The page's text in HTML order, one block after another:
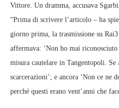
Vittore. Un dramma, accusava
“Prima di scrivere l’articolo – ha
giorno prima, la trasmissione su
affermava: ‘Non ho mai riconosciuto
misura cautelare in Tangentopoli. Se
scarcerazioni’; e ancora ‘Non ce ne
perché questi erano vent’anni che